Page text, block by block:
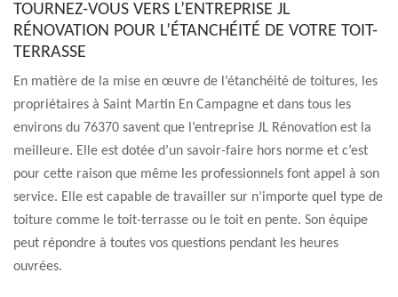
TOURNEZ-VOUS VERS L’ENTREPRISE JL
RÉNOVATION POUR L’ÉTANCHÉITÉ DE VOTRE TOIT-
TERRASSE
En matière de la mise en œuvre de l’étanchéité de toitures, les
propriétaires à Saint Martin En Campagne et dans tous les
environs du 76370 savent que l’entreprise JL Rénovation est la
meilleure. Elle est dotée d’un savoir-faire hors norme et c’est
pour cette raison que même les professionnels font appel à son
service. Elle est capable de travailler sur n’importe quel type de
toiture comme le toit-terrasse ou le toit en pente. Son équipe
peut répondre à toutes vos questions pendant les heures
ouvrées.